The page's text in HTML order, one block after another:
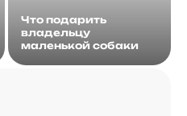
Что подарить
владельцу
маленькой собаки